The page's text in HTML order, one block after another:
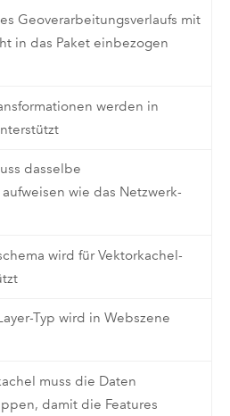
Geoverarbeitungsverlaufs mit
in das Paket einbezogen
werden in
dasselbe
wie das Netzwerk-
wird für Vektorkachel-
Typ wird in Webszene
muss die Daten
damit die Features